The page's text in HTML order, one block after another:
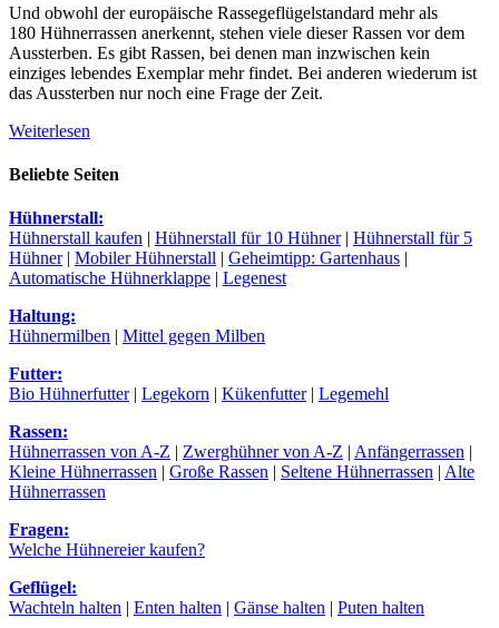
Und obwohl der europäische Rassegeflügelstandard mehr als
180 Hühnerrassen anerkennt, stehen viele dieser Rassen vor dem
Aussterben. Es gibt Rassen, bei denen man inzwischen kein
einziges lebendes Exemplar mehr findet. Bei anderen wiederum ist
das Aussterben nur noch eine Frage der Zeit.
Weiterlesen
Beliebte Seiten
Hühnerstall:
Hühnerstall kaufen | Hühnerstall für 10 Hühner| Hühnerstall für 5
Hühner| Mobiler Hühnerstall | Geheimtipp: Gartenhaus |
Automatische Hühnerklappe | Legenest
Haltung:
Hühnermilben | Mittel gegen Milben
Futter:
Bio Hühnerfutter| Legekorn | Kükenfutter| Legemehl
Rassen:
Hühnerrassen von A-Z | Zwerghühner von A-Z | Anfängerrassen |
Kleine Hühnerrassen | Große Rassen | Seltene Hühnerrassen | Alte
Hühnerrassen
Fragen:
Welche Hühnereier kaufen?
Geflügel:
Wachteln halten | Enten halten | Gänse halten | Puten halten